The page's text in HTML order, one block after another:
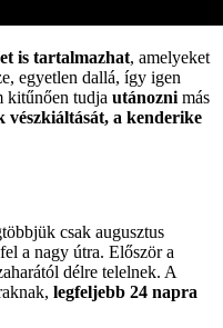
is tartalmazhat, amelyeket
egyetlen dallá, így igen
kitűnően tudja utánozni más
vészkiáltását, a kenderike
csak augusztus
a nagy útra. Először a
délre telelnek. A
legfeljebb 24 napra